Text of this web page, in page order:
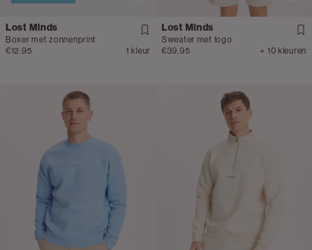
Lost Minds
Boxer met zonnenprint
€12.95
1 kleur
Lost Minds
Sweater met logo
€39.95
+ 10 kleuren